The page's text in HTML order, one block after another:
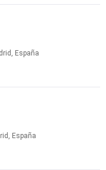
España
España